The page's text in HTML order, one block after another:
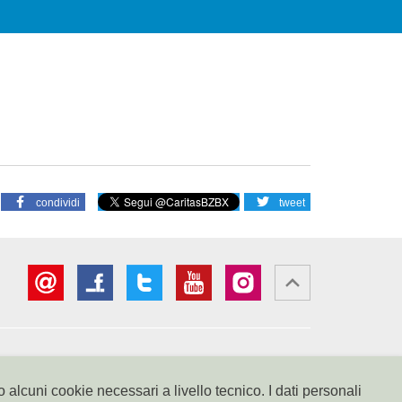
condividi tweet
BIC: BCITITMM
cookie necessari a livello tecnico. I dati personali